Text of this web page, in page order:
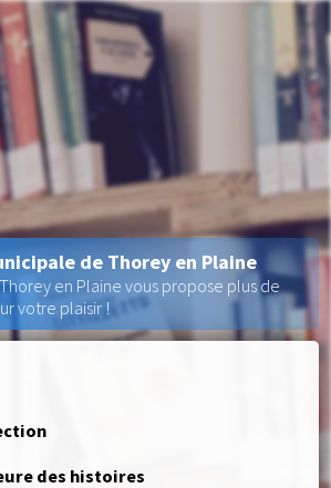
des histoires
de Thorey en Plaine
en Plaine vous propose plus de
votre plaisir !